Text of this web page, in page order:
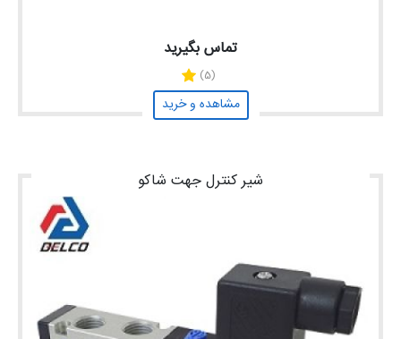
تماس بگیرید
(5)
مشاهده و خرید
شیر کنترل جهت شاکو